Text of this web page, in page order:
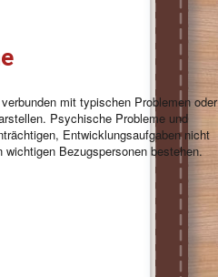
mit typischen Problemen oder
Psychische Probleme und
Entwicklungsaufgaben nicht
Bezugspersonen bestehen.